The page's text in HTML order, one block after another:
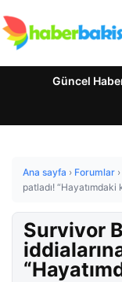
Güncel
Ana sayfa › Forumlar ›
patladı! “Hayatımdaki
Survivor